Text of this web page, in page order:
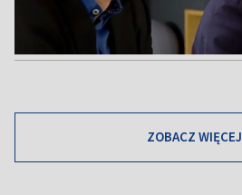
ZOBACZ WIĘCEJ